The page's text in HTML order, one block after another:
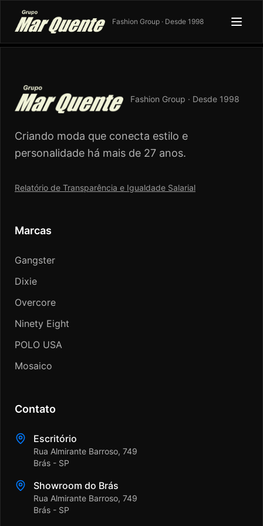
Fashion Group · Desde 1998
Fashion Group · Desde 1998
Criando moda que conecta estilo e
personalidade há mais de 27 anos.
Relatório de Transparência e Igualdade Salarial
Marcas
Gangster
Dixie
Overcore
Ninety Eight
POLO USA
Mosaico
Contato
Escritório
Rua Almirante Barroso, 749
Brás - SP
Showroom do Brás
Rua Almirante Barroso, 749
Brás - SP